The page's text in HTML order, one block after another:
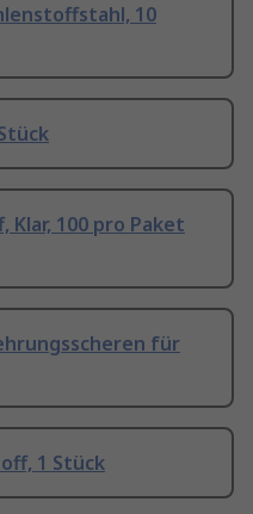
10
Klar, 100 pro Paket
für
1 Stück